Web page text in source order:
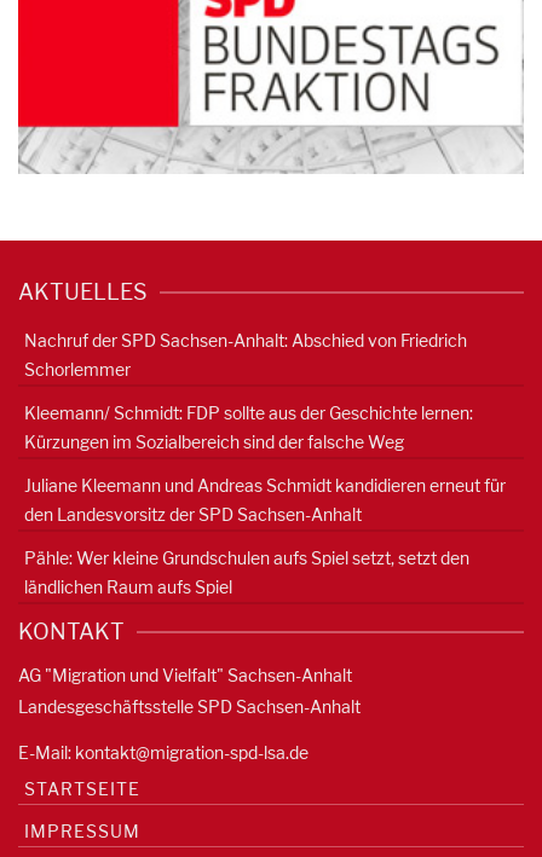
AKTUELLES
Nachruf der SPD Sachsen-Anhalt: Abschied von Friedrich
Schorlemmer
Kleemann/ Schmidt: FDP sollte aus der Geschichte lernen:
Kürzungen im Sozialbereich sind der falsche Weg
Juliane Kleemann und Andreas Schmidt kandidieren erneut für
den Landesvorsitz der SPD Sachsen-Anhalt
Pähle: Wer kleine Grundschulen aufs Spiel setzt, setzt den
ländlichen Raum aufs Spiel
KONTAKT
AG "Migration und Vielfalt" Sachsen-Anhalt
Landesgeschäftsstelle SPD Sachsen-Anhalt
E-Mail: kontakt@migration-spd-lsa.de
STARTSEITE
IMPRESSUM